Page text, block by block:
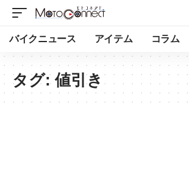
バイクニュース アイテム コラム
タグ:値引き